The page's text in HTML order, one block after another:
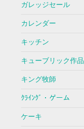
ガレッジセール
カレンダー
キッチン
キューブリック作品
キング牧師
ｸﾗｲﾝｸﾞ・ゲーム
ケーキ